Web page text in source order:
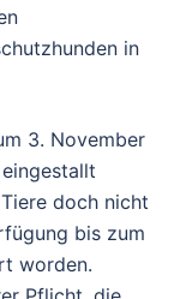
in
3. November
doch nicht
bis zum
worden.